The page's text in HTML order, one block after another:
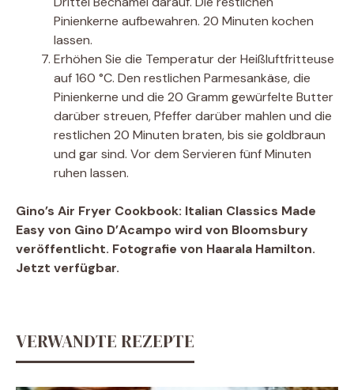
Pinienkerne aufbewahren. 20 Minuten kochen
lassen.
Erhöhen Sie die Temperatur der Heißluftfritteuse
auf 160 °C. Den restlichen Parmesankäse, die
Pinienkerne und die 20 Gramm gewürfelte Butter
darüber streuen, Pfeffer darüber mahlen und die
restlichen 20 Minuten braten, bis sie goldbraun
und gar sind. Vor dem Servieren fünf Minuten
ruhen lassen.
Gino’s Air Fryer Cookbook: Italian Classics Made
Easy von Gino D’Acampo wird von Bloomsbury
veröffentlicht. Fotografie von Haarala Hamilton.
Jetzt verfügbar.
VERWANDTE REZEPTE